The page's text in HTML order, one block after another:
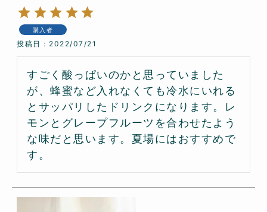
購入者
投稿日 2022/07/21
すごく酸っぱいのかと思っていました
が、蜂蜜など入れなくても冷水にいれる
とサッパリしたドリンクになります。レ
モンとグレープフルーツを合わせたよう
な味だと思います。夏場にはおすすめで
す。